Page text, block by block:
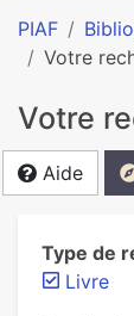
PIAF
Votre
Votre
Aide
Type de
Livre